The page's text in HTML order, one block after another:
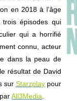
en 2018 à l’âge
épisodes qui
qui a horrifié
connu, acteur
dans la peau de
résultat de David
sur Starzplaypour
parAll3Media